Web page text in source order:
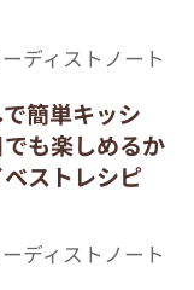
ディストノート
簡単キッシ
も楽しめるか
ストレシピ
ディストノート